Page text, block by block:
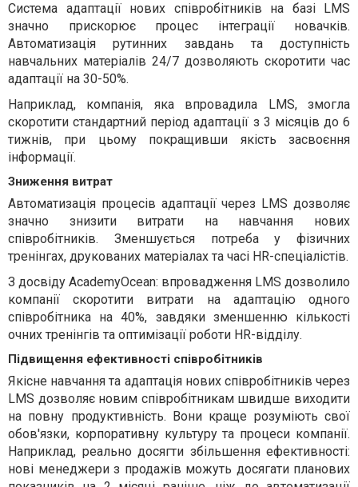
Система адаптації нових співробітників на базі LMS
значно прискорює процес інтеграції новачків.
Автоматизація рутинних завдань та доступність
навчальних матеріалів 24/7 дозволяють скоротити час
адаптації на 30-50%.
Наприклад, компанія, яка впровадила LMS, змогла
скоротити стандартний період адаптації з 3 місяців до 6
тижнів, при цьому покращивши якість засвоєння
інформації.
Зниження витрат
Автоматизація процесів адаптації через LMS дозволяє
значно знизити витрати на навчання нових
співробітників. Зменшується потреба у фізичних
тренінгах, друкованих матеріалах та часі HR-спеціалістів.
З досвіду AcademyOcean: впровадження LMS дозволило
компанії скоротити витрати на адаптацію одного
співробітника на 40%, завдяки зменшенню кількості
очних тренінгів та оптимізації роботи HR-відділу.
Підвищення ефективності співробітників
Якісне навчання та адаптація нових співробітників через
LMS дозволяє новим співробітникам швидше виходити
на повну продуктивність. Вони краще розуміють свої
обов'язки, корпоративну культуру та процеси компанії.
Наприклад, реально досягти збільшення ефективності:
нові менеджери з продажів можуть досягати планових